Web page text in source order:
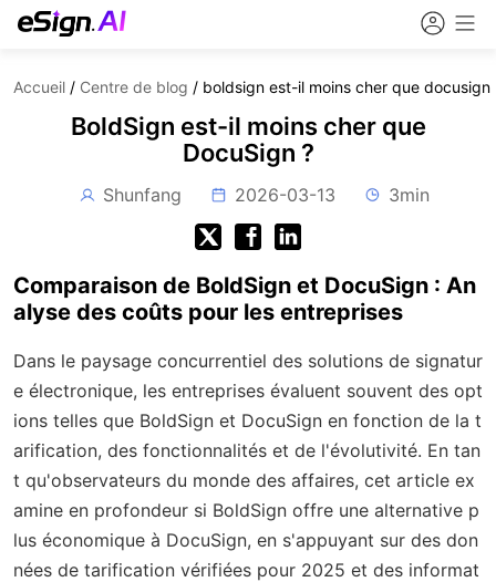
Accueil / Centre de blog / boldsign est-il moins cher que docusign
BoldSign est-il moins cher que
DocuSign ?
Shunfang 2026-03-13 3min
Comparaison de BoldSign et DocuSign : An
alyse des coûts pour les entreprises
Dans le paysage concurrentiel des solutions de signatur
e électronique, les entreprises évaluent souvent des opt
ions telles que BoldSign et DocuSign en fonction de la t
arification, des fonctionnalités et de l'évolutivité. En tan
t qu'observateurs du monde des affaires, cet article ex
amine en profondeur si BoldSign offre une alternative p
lus économique à DocuSign, en s'appuyant sur des don
nées de tarification vérifiées pour 2025 et des informat